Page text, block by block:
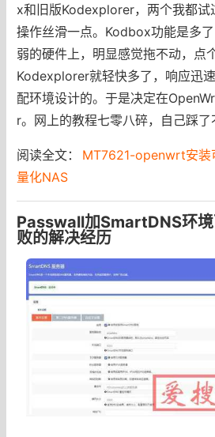
x和旧版Kodexplorer，两个我都
操作丝滑一点。Kodbox功能是多
弱的硬件上，明显感觉拖不动，点
Kodexplorer就轻快多了，响应迅
配环境设计的。于是决定在
r。网上的教程七零八碎，自己踩了
阅读全文：
MT7621-openwrt安
量化NAS
Passwall加SmartDNS环
败的解决经历